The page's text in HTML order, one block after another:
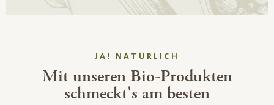
JA! NATÜRLICH
Mit unseren Bio-Produkten
schmeckt's am besten